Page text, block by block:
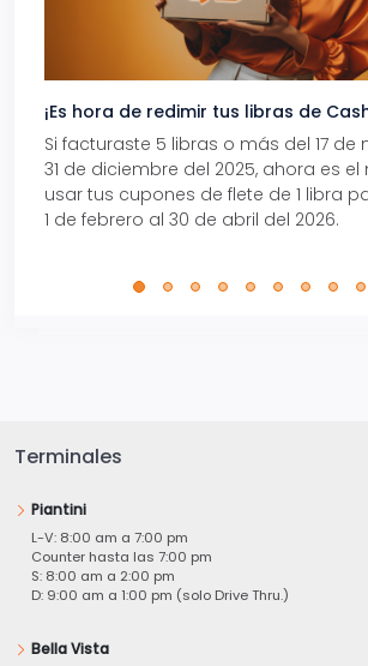
¡Es hora de redimir tus libras de
Si facturaste 5 libras o más del 17 de
31 de diciembre del 2025, ahora es
usar tus cupones de flete de 1 libra
1 de febrero al 30 de abril del 2026.
Terminales
Piantini
L-V: 8:00 am a 7:00 pm
Counter hasta las 7:00 pm
S: 8:00 am a 2:00 pm
D: 9:00 am a 1:00 pm (solo Drive Thru.)
Bella Vista